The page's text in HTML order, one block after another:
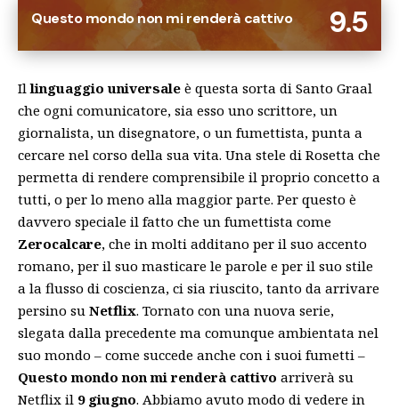
9.5
Questo mondo non mi renderà cattivo
Illinguaggio universale è questa sorta di Santo Graal
che ogni comunicatore, sia esso uno scrittore, un
giornalista, un disegnatore, o un fumettista, punta a
cercare nel corso della sua vita. Una stele di Rosetta che
permetta di rendere comprensibile il proprio concetto a
tutti, o per lo meno alla maggior parte. Per questo è
davvero speciale il fatto che un fumettista come
Zerocalcare, che in molti additano per il suo accento
romano, per il suo masticare le parole e per il suo stile
a la flusso di coscienza, ci sia riuscito, tanto da arrivare
persino su Netflix. Tornato con una nuova serie,
slegata dalla precedente ma comunque ambientata nel
suo mondo – come succede anche con i suoi fumetti –
Questo mondo non mi renderà cattivo arriverà su
Netflix il 9 giugno. Abbiamo avuto modo di vedere in